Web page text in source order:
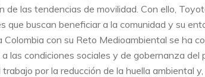
las tendencias de movilidad. Con ello,
buscan beneficiar a la comunidad y su
con su Reto Medioambiental se ha
las condiciones sociales y de gobernanza del
por la reducción de la huella ambiental